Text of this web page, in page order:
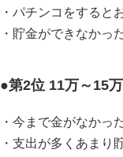
・パチンコをすると
・貯金ができなかっ
●第2位 11万～15万
・今まで金がなかっ
・支出が多くあまり